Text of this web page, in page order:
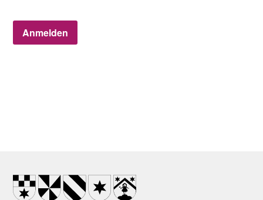
Anmelden
Footer
Wappen